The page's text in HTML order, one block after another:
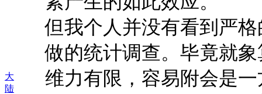
大
陆
但我个人并没有看到严
做的统计调查。毕竟就
维力有限，容易附会是